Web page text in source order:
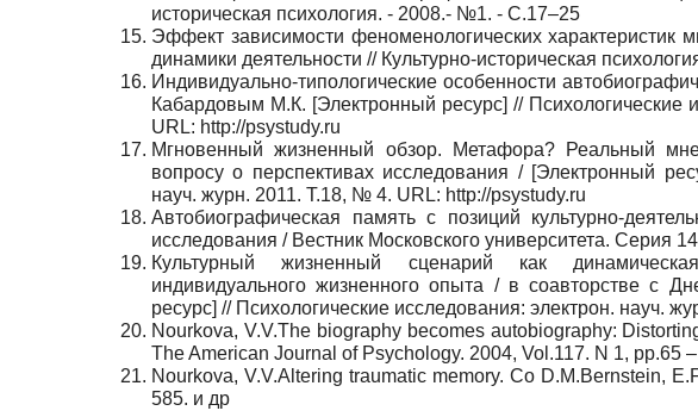
историческая психология. - 2008.- №1. - С.17–25
Эффект зависимости феноменологических характеристик
динамики деятельности // Культурно-историческая
Индивидуально-типологические особенности
Кабардовым М.К. [Электронный ресурс] // Психологические
URL: http://psystudy.ru
Мгновенный жизненный обзор. Метафора? Реальный
вопросу о перспективах исследования / [Электронный
науч. журн. 2011. Т.18, № 4. URL: http://psystudy.ru
Автобиографическая память с позиций культурно-
исследования / Вестник Московского университета. Серия
Культурный жизненный сценарий как
индивидуального жизненного опыта / в соавторстве с
ресурс] // Психологические исследования: электрон. науч.
Nourkova, V.V.The biography becomes autobiography:
The American Journal of Psychology. 2004, Vol.117. N 1, pp.65
Nourkova, V.V.Altering traumatic memory. Co D.M.Bernstein,
585. и др